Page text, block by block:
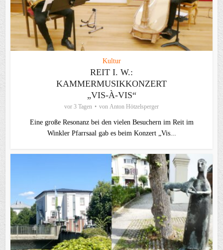
Kultur
REIT I. W.:
KAMMERMUSIKKONZERT
„VIS-À-VIS“
vor 3 Tagen von Anton Hötzelsperger
Eine große Resonanz bei den vielen Besuchern im Reit im
Winkler Pfarrsaal gab es beim Konzert „Vis...